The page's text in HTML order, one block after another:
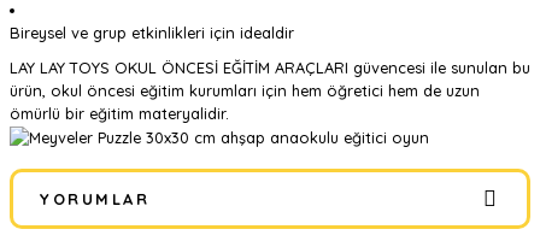
Bireysel ve grup etkinlikleri için idealdir
LAY LAY TOYS OKUL ÖNCESİ EĞİTİM ARAÇLARI güvencesi ile sunulan bu
ürün, okul öncesi eğitim kurumları için hem öğretici hem de uzun
ömürlü bir eğitim materyalidir.
YORUMLAR